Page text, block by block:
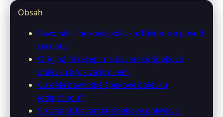
· 9 min čtení · Autor: Karel Weiss
Obsah
Bavorská špeková polévka: Historie a původ
receptu
Originální recept na bavorské špekové
polévku krok za krokem
Co dělá bavorské špekové polévku
jedinečnou?
Srovnání: Bavorské špekové polévky a